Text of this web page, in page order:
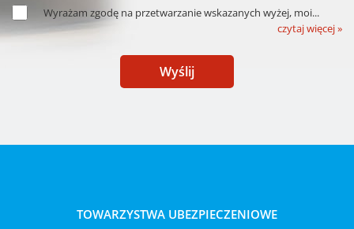
Wyrażam zgodę na przetwarzanie wskazanych wyżej, moi...
czytaj więcej »
Wyślij
TOWARZYSTWA UBEZPIECZENIOWE